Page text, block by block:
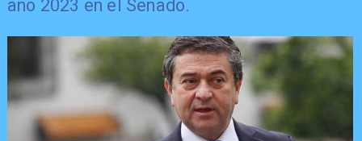
año 2023 en el Senado.